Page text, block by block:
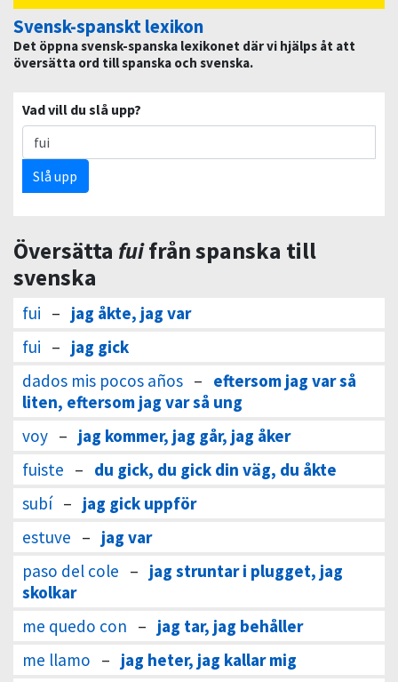
Svensk-spanskt lexikon
Det öppna svensk-spanska lexikonet där vi hjälps åt att
översätta ord till spanska och svenska.
Vad vill du slå upp?
Slå upp
Översätta fuifrån spanska till
svenska
fui – jag åkte, jag var
fui – jag gick
dados mis pocos años – eftersom jag var så
liten, eftersom jag var så ung
voy – jag kommer, jag går, jag åker
fuiste – du gick, du gick din väg, du åkte
subí – jag gick uppför
estuve – jag var
paso del cole – jag struntar i plugget, jag
skolkar
me quedo con – jag tar, jag behåller
me llamo – jag heter, jag kallar mig